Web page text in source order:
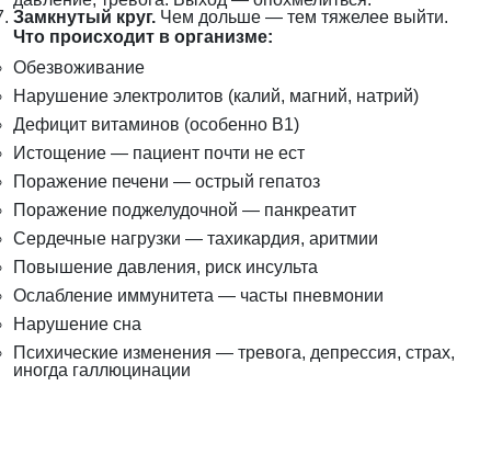
Замкнутый круг. Чем дольше — тем тяжелее выйти.
Что происходит в организме:
Обезвоживание
Нарушение электролитов (калий, магний, натрий)
Дефицит витаминов (особенно B1)
Истощение — пациент почти не ест
Поражение печени — острый гепатоз
Поражение поджелудочной — панкреатит
Сердечные нагрузки — тахикардия, аритмии
Повышение давления, риск инсульта
Ослабление иммунитета — часты пневмонии
Нарушение сна
Психические изменения — тревога, депрессия, страх,
иногда галлюцинации